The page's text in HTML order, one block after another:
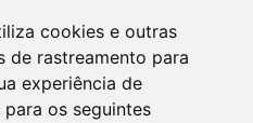
cookies e outras
de rastreamento para
experiência de
para os seguintes